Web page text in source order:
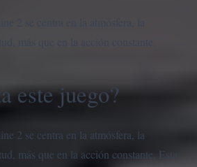
este juego?
2 se centra en la atmósfera, la
más que en la acción constante. Esta